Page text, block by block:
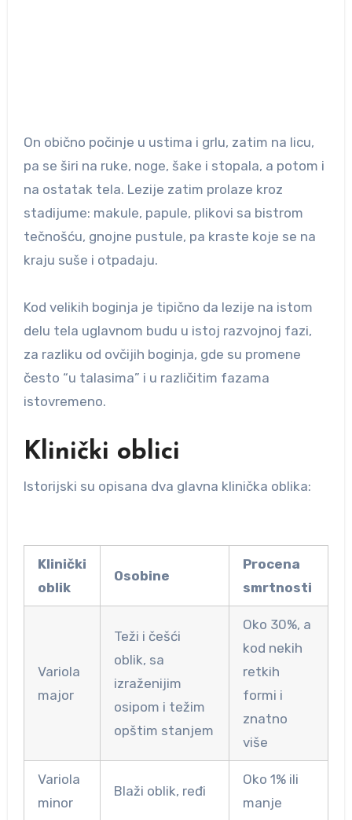
On obično počinje u ustima i grlu, zatim na licu,
pa se širi na ruke, noge, šake i stopala, a potom i
na ostatak tela. Lezije zatim prolaze kroz
stadijume: makule, papule, plikovi sa bistrom
tečnošću, gnojne pustule, pa kraste koje se na
kraju suše i otpadaju.
Kod velikih boginja je tipično da lezije na istom
delu tela uglavnom budu u istoj razvojnoj fazi,
za razliku od ovčijih boginja, gde su promene
često “u talasima” i u različitim fazama
istovremeno.
Klinički oblici
Istorijski su opisana dva glavna klinička oblika:
Klinički
oblik
Osobine
Procena
smrtnosti
Variola
major
Teži i češći
oblik, sa
izraženijim
osipom i težim
opštim stanjem
Oko 30%, a
kod nekih
retkih
formi i
znatno
više
Variola
minor
Blaži oblik, ređi
Oko 1% ili
manje